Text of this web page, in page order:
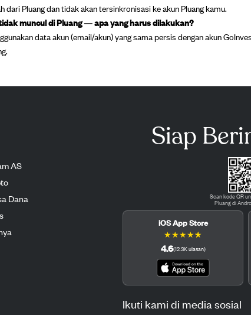
Pluang dan tidak akan tersinkronisasi ke akun Pluang kamu.
muncul di Pluang — apa yang harus dilakukan?
data akun (email/akun) yang sama persis dengan akun
AS
Dana
Siap
Scan kode QR
Pluang di
iOS App Store
★★★★★
4.6(12.3Kulasan)
Ikuti kami di media sosial